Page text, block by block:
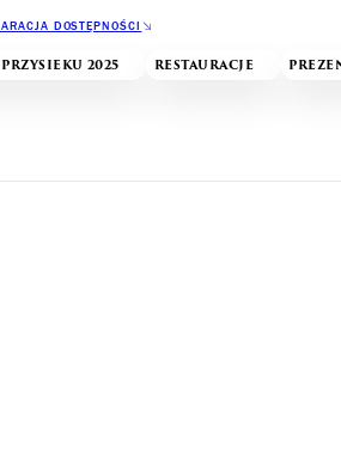
DOSTĘPNOŚCI
2025 RESTAURACJE